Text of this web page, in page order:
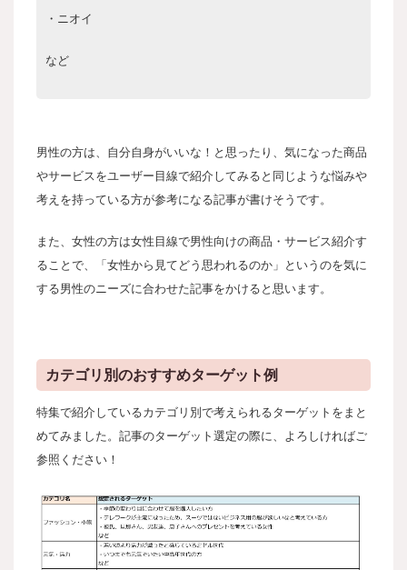
・ニオイ
など
男性の方は、自分自身がいいな！と思ったり、気になった商品
やサービスをユーザー目線で紹介してみると同じような悩みや
考えを持っている方が参考になる記事が書けそうです。
また、女性の方は女性目線で男性向けの商品・サービス紹介す
ることで、「女性から見てどう思われるのか」というのを気に
する男性のニーズに合わせた記事をかけると思います。
カテゴリ別のおすすめターゲット例
特集で紹介しているカテゴリ別で考えられるターゲットをまと
めてみました。記事のターゲット選定の際に、よろしければご
参照ください！